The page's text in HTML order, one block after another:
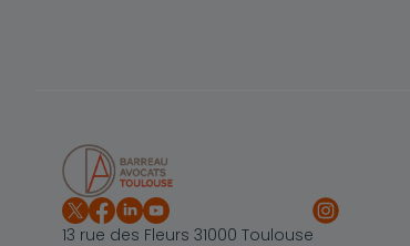
13 rue des Fleurs 31000 Toulouse